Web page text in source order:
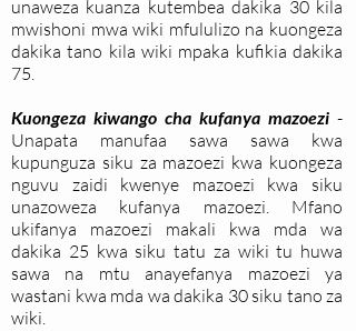
unaweza kuanza kutembea dakika 30 kila
mwishoni mwa wiki mfululizo na kuongeza
dakika tano kila wiki mpaka kufikia dakika
75.
Kuongeza kiwango cha kufanya mazoezi -
Unapata manufaa sawa sawa kwa
kupunguza siku za mazoezi kwa kuongeza
nguvu zaidi kwenye mazoezi kwa siku
unazoweza kufanya mazoezi. Mfano
ukifanya mazoezi makali kwa mda wa
dakika 25 kwa siku tatu za wiki tu huwa
sawa na mtu anayefanya mazoezi ya
wastani kwa mda wa dakika 30 siku tano za
wiki.